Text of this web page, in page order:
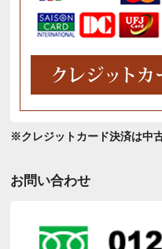
※クレジットカード決済は中
お問い合わせ